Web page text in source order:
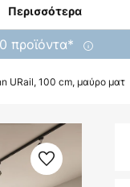
Περισσότερα
προϊόντα*
URail, 100 cm, μαύρο ματ